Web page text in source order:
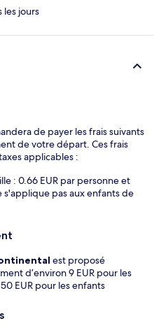
les jours
de payer les frais suivants
de votre départ. Ces frais
applicables :
: 0.66 EUR par personne et
s'applique pas aux enfants de
est proposé
d’environ 9 EUR pour les
EUR pour les enfants